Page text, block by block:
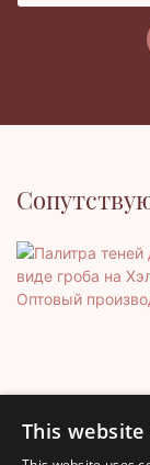
This website